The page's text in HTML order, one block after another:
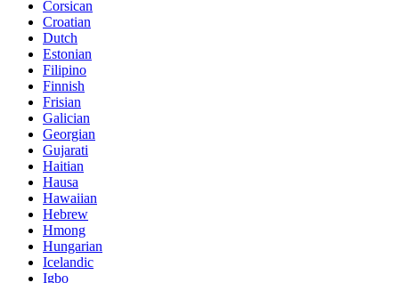
Corsican
Croatian
Dutch
Estonian
Filipino
Finnish
Frisian
Galician
Georgian
Gujarati
Haitian
Hausa
Hawaiian
Hebrew
Hmong
Hungarian
Icelandic
Igbo